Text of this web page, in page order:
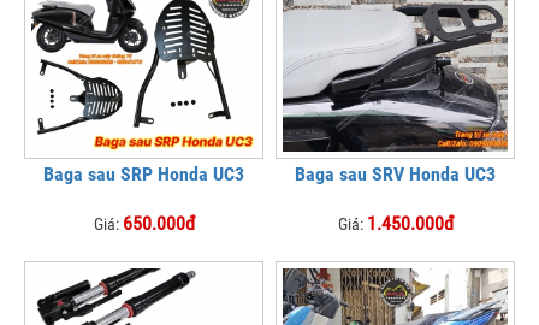
Baga sau SRP Honda UC3
Giá: 650.000đ
Baga sau SRV Honda UC3
Giá: 1.450.000đ